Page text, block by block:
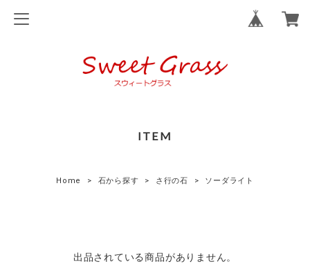
ITEM
Home 石から探す さ行の石 ソーダライト
出品されている商品がありません。